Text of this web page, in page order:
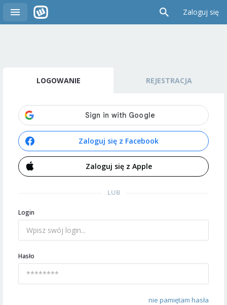
Zaloguj się
LOGOWANIE REJESTRACJA
Zaloguj się z Facebook
Zaloguj się z Apple
LUB
Login
Hasło
nie pamiętam hasła